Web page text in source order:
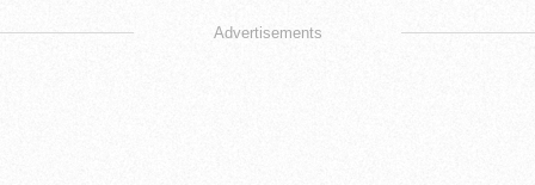
Advertisements